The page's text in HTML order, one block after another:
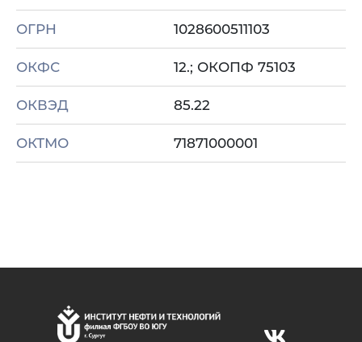
ОГРН 1028600511103
ОКФС 12.; ОКОПФ 75103
ОКВЭД 85.22
ОКТМО 71871000001